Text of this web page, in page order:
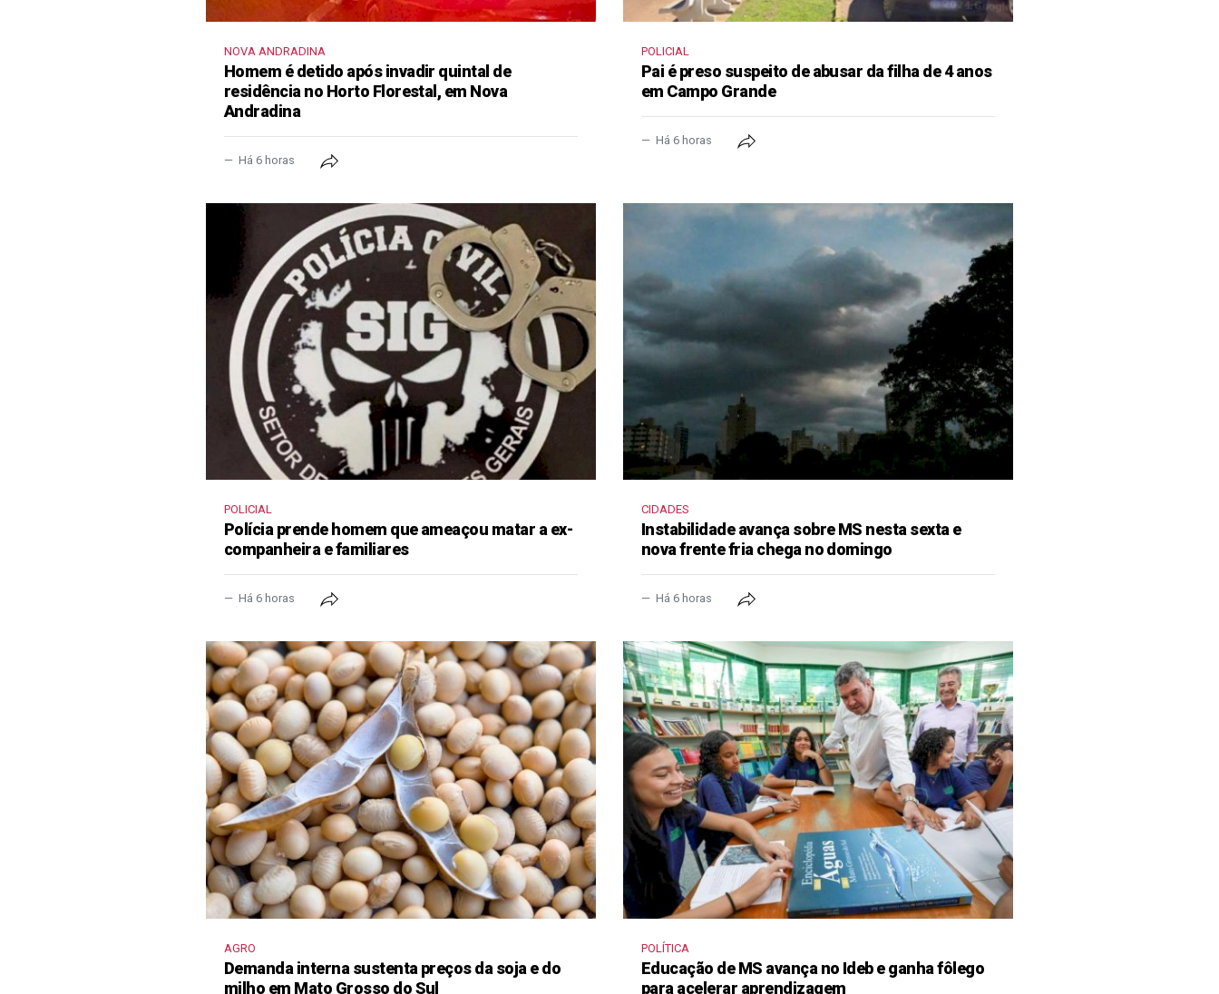
NOVA ANDRADINA
Homem é detido após invadir quintal de
residência no Horto Florestal, em Nova
Andradina
Há 6 horas
POLICIAL
Pai é preso suspeito de abusar da filha de 4 anos
em Campo Grande
Há 6 horas
POLICIAL
Polícia prende homem que ameaçou matar a ex-
companheira e familiares
Há 6 horas
CIDADES
Instabilidade avança sobre MS nesta sexta e
nova frente fria chega no domingo
Há 6 horas
AGRO
Demanda interna sustenta preços da soja e do
milho em Mato Grosso do Sul
POLÍTICA
Educação de MS avança no Ideb e ganha fôlego
para acelerar aprendizagem